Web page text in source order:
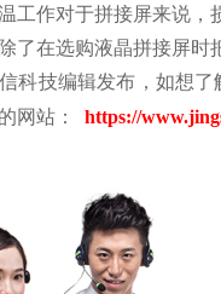
工作对于拼接屏来说
了在选购液晶拼接屏时
科技编辑发布，如想了
网站：
https://